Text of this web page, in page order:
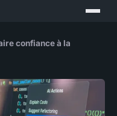
confiance à la